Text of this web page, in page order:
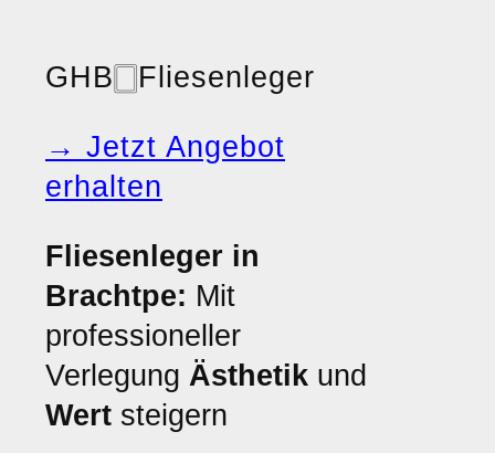
GHB🀆Fliesenleger
→ Jetzt Angebot
erhalten
Fliesenleger in
Brachtpe: Mit
professioneller
Verlegung Ästhetik und
Wert steigern